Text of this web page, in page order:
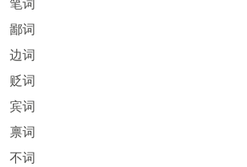
笔词
鄙词
边词
贬词
宾词
禀词
不词